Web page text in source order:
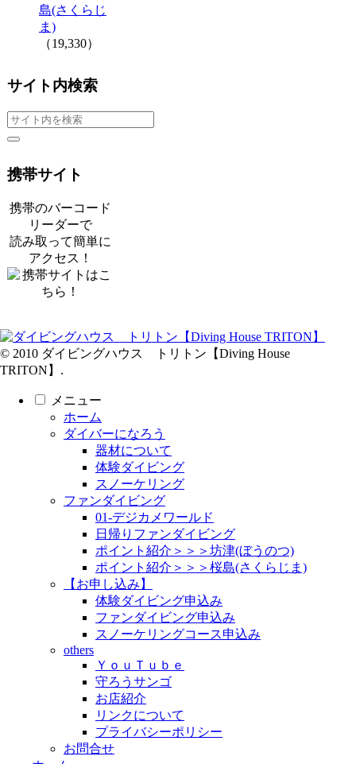
島(さくらじ
ま)
（19,330）
サイト内検索
携帯サイト
携帯のバーコード
リーダーで
読み取って簡単に
アクセス！
© 2010 ダイビングハウス トリトン【Diving House
TRITON】.
メニュー
ホーム
ダイバーになろう
器材について
体験ダイビング
スノーケリング
ファンダイビング
01-デジカメワールド
日帰りファンダイビング
ポイント紹介＞＞＞坊津(ぼうのつ)
ポイント紹介＞＞＞桜島(さくらじま)
【お申し込み】
体験ダイビング申込み
ファンダイビング申込み
スノーケリングコース申込み
others
ＹｏｕＴｕｂｅ
守ろうサンゴ
お店紹介
リンクについて
プライバシーポリシー
お問合せ